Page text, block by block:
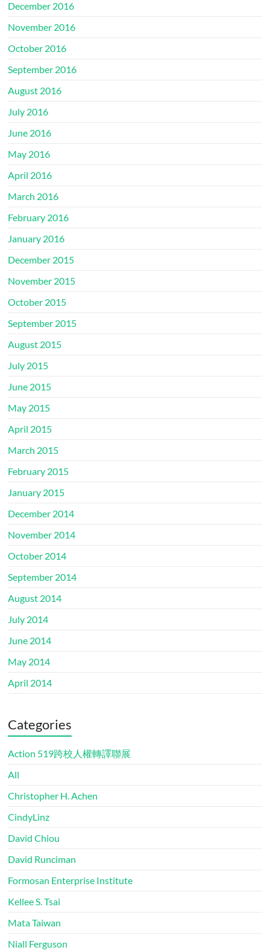
December 2016
November 2016
October 2016
September 2016
August 2016
July 2016
June 2016
May 2016
April 2016
March 2016
February 2016
January 2016
December 2015
November 2015
October 2015
September 2015
August 2015
July 2015
June 2015
May 2015
April 2015
March 2015
February 2015
January 2015
December 2014
November 2014
October 2014
September 2014
August 2014
July 2014
June 2014
May 2014
April 2014
Categories
Action 519跨校人權轉譯聯展
All
Christopher H. Achen
CindyLinz
David Chiou
David Runciman
Formosan Enterprise Institute
Kellee S. Tsai
Mata Taiwan
Niall Ferguson